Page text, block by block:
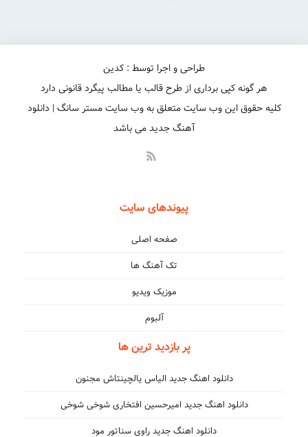
طراحی و اجرا توسط : کدین
هر گونه کپی برداری از طرح قالب یا مطالب پیگرد قانونی دارد
کلیه حقوق این وب سایت متعلق به وب سایت مستر سانگ | دانلود
آهنگ جدید می باشد
پیوندهای سایت
صفحه اصلی
تک آهنگ ها
موزیک ویدیو
آلبوم
پر بازدید ترین ها
دانلود اهنگ جدید الیاس یالچینتاش مجنون
دانلود اهنگ جدید امیرحسین افتخاری شوخی شوخی
دانلود اهنگ جدید راوی سناتور مود